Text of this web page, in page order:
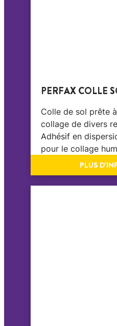
PERFAX COLLE
Colle de sol prête
collage de divers
Adhésif en
pour le collage
PLUS